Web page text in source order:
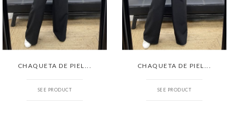
CHAQUETA DE PIEL...
SEE PRODUCT
CHAQUETA DE PIEL...
SEE PRODUCT